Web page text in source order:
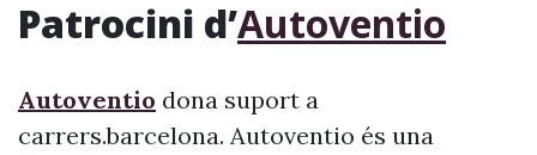
Patrocini d’Autoventio
Autoventio dona suport a
carrers.barcelona. Autoventio és una